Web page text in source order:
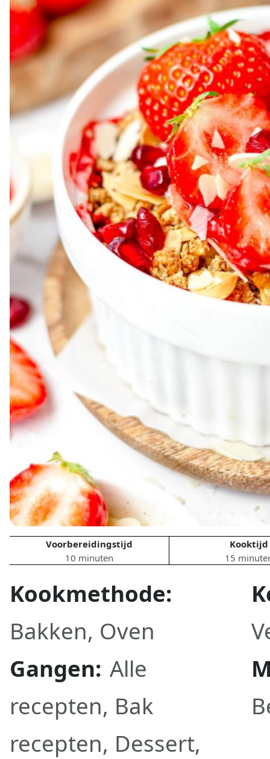
Voorbereidingstijd
10 minuten
Kooktijd
15
Kookmethode:
Bakken, Oven
Gangen: Alle
recepten, Bak
recepten, Dessert,